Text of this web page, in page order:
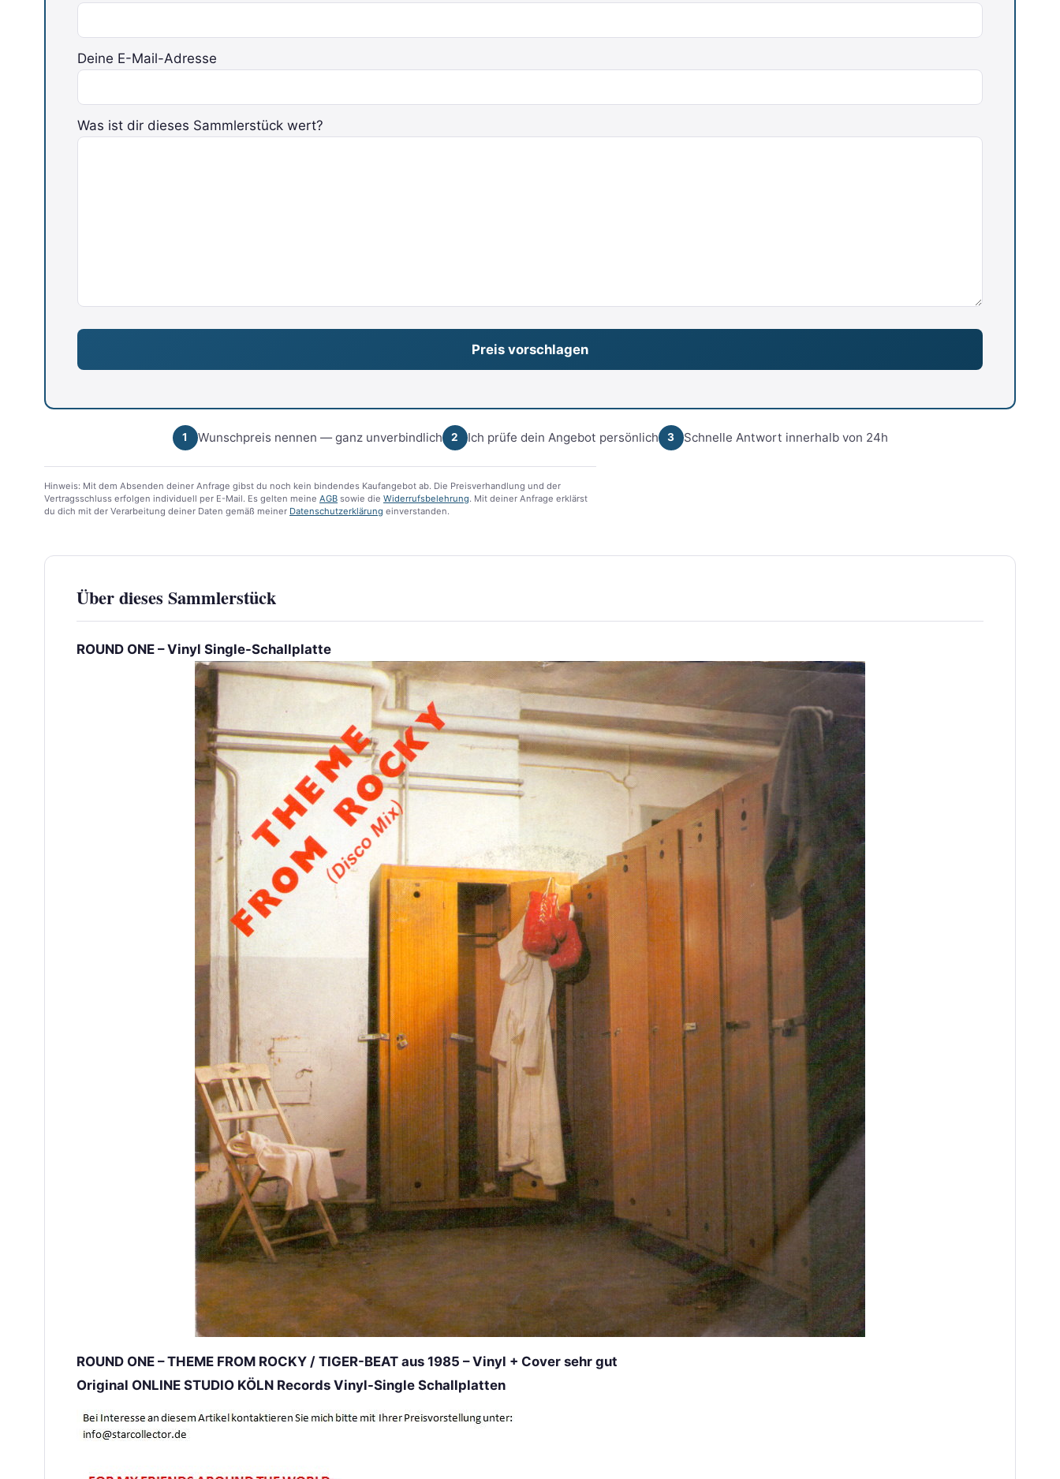
Deine E-Mail-Adresse
Bitte lasse dieses Feld leer.
Was ist dir dieses Sammlerstück wert?
1 Wunschpreis nennen — ganz unverbindlich 2 Ich prüfe dein Angebot persönlich 3 Schnelle Antwort innerhalb von 24h
Hinweis: Mit dem Absenden deiner Anfrage gibst du noch kein bindendes Kaufangebot ab. Die Preisverhandlung und der
Vertragsschluss erfolgen individuell per E-Mail. Es gelten meine AGB sowie die Widerrufsbelehrung. Mit deiner Anfrage erklärst
du dich mit der Verarbeitung deiner Daten gemäß meiner Datenschutzerklärung einverstanden.
Über dieses Sammlerstück
ROUND ONE – Vinyl Single-Schallplatte
ROUND ONE – THEME FROM ROCKY / TIGER-BEAT aus 1985 – Vinyl + Cover sehr gut
Original ONLINE STUDIO KÖLN Records Vinyl-Single Schallplatten